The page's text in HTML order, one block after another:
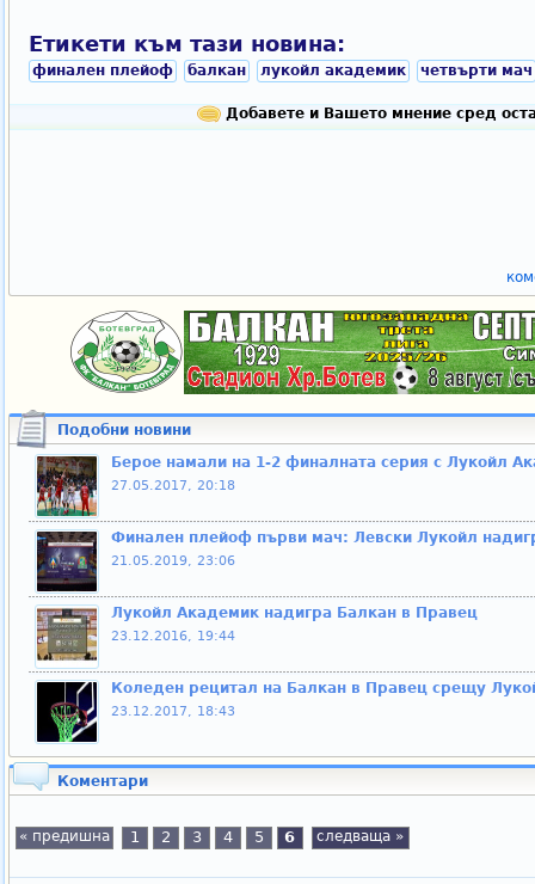
Етикети към тази новина:
финален плейоф балкан лукойл академик четвърти мач
Добавете и Вашето мнение сред
Подобни новини
Берое намали на 1-2 финалната серия с Лукойл
27.05.2017, 20:18
Финален плейоф първи мач: Левски Лукойл
21.05.2019, 23:06
Лукойл Академик надигра Балкан в Правец
23.12.2016, 19:44
Коледен рецитал на Балкан в Правец срещу
23.12.2017, 18:43
Коментари
« предишна 1 2 3 4 5 6 следваща »